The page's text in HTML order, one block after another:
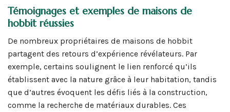
Témoignages et exemples de maisons de
hobbit réussies
De nombreux propriétaires de maisons de hobbit
partagent des retours d’expérience révélateurs. Par
exemple, certains soulignent le lien renforcé qu’ils
établissent avec la nature grâce à leur habitation, tandis
que d’autres évoquent les défis liés à la construction,
comme la recherche de matériaux durables. Ces